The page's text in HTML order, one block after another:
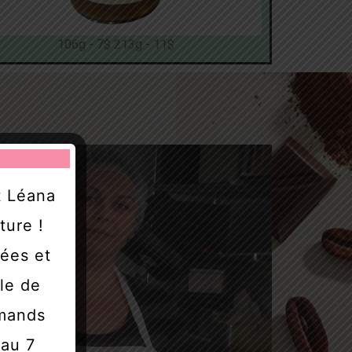
106g - 7$ 213g - 11$
!
et
de
7